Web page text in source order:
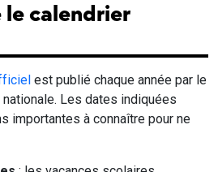
calendrier
est publié chaque année par le
Les dates indiquées
importantes à connaître pour ne